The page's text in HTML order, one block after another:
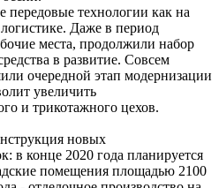
технологии как на
Даже в период
места, продолжили набор
в развитие. Совсем
очередной этап модернизации
увеличить
и трикотажного цехов.
новых
в конце 2020 года планируется
помещения площадью 2100